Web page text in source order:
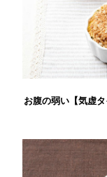
お腹の弱い【気虚